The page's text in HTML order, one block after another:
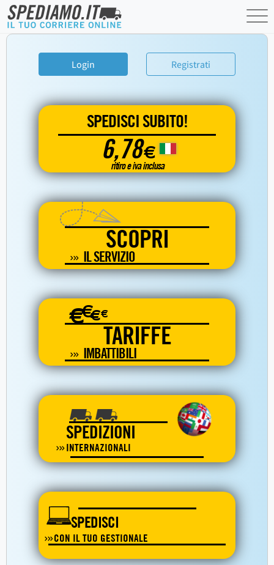
Login Registrati
SPEDISCI SUBITO!
6,78€
ritiro e iva inclusa
SCOPRI
IL SERVIZIO
€€€€
TARIFFE
IMBATTIBILI
SPEDIZIONI
INTERNAZIONALI
SPEDISCI
CON IL TUO GESTIONALE